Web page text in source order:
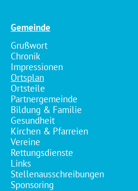
Gemeinde
Grußwort
Chronik
Impressionen
Ortsplan
Ortsteile
Partnergemeinde
Bildung & Familie
Gesundheit
Kirchen & Pfarreien
Vereine
Rettungsdienste
Links
Stellenausschreibungen
Sponsoring